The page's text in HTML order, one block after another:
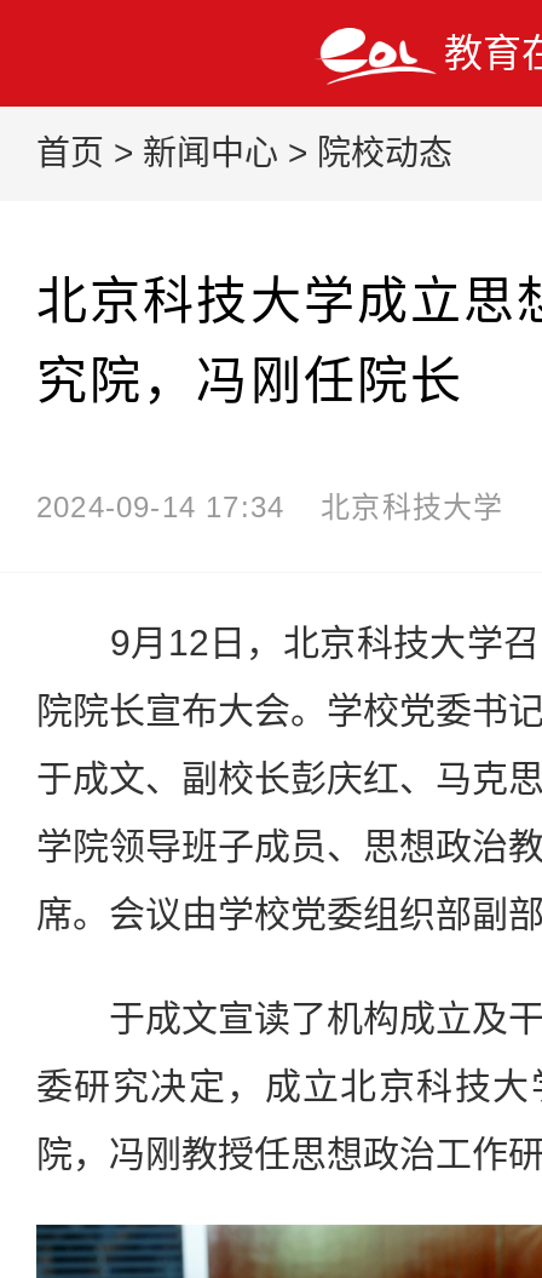
教育
首页 > 新闻中心 > 院校动态
北京科技大学成立思
究院，冯刚任院长
2024-09-14 17:34 北京科技大学
9月12日，北京科技大学召
院院长宣布大会。学校党委书
于成文、副校长彭庆红、马克
学院领导班子成员、思想政治
席。会议由学校党委组织部副
于成文宣读了机构成立及干
委研究决定，成立北京科技
院，冯刚教授任思想政治工作